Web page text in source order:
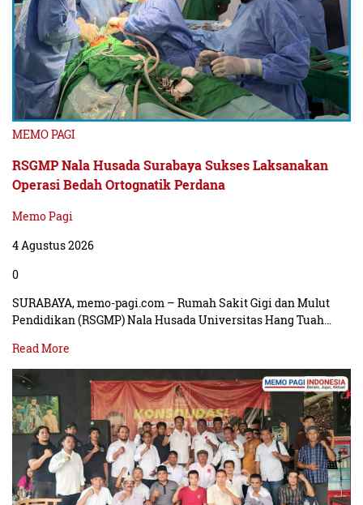
MEMO PAGI
RSGMP Nala Husada Surabaya Sukses Laksanakan
Operasi Bedah Ortognatik Perdana
Memo Pagi
4 Agustus 2026
0
SURABAYA, memo-pagi.com – Rumah Sakit Gigi dan Mulut
Pendidikan (RSGMP) Nala Husada Universitas Hang Tuah…
Read More